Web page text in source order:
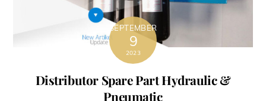
SEPTEMBER
9
2023
Distributor Spare Part Hydraulic &
Pneumatic